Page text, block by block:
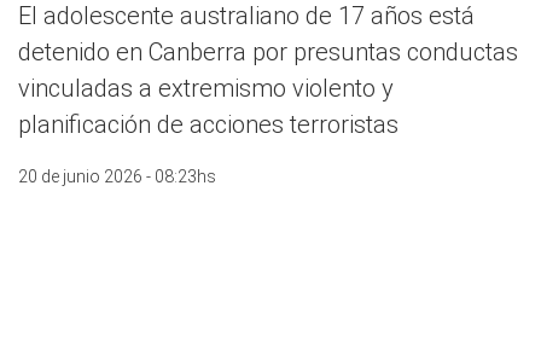
El adolescente australiano de 17 años está
detenido en Canberra por presuntas conductas
vinculadas a extremismo violento y
planificación de acciones terroristas
20 de junio 2026 - 08:23hs